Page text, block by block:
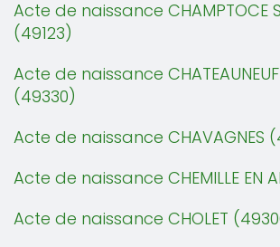
Acte de naissance CHAMPTOCE
(49123)
Acte de naissance CHATEAUNEUF
(49330)
Acte de naissance CHAVAGNES
Acte de naissance CHEMILLE EN
Acte de naissance CHOLET